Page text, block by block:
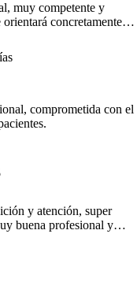
muy competente y
concretamente
planteados, mostrándote
en las ocasiones
la terapia en función de lo
e ir descubriendo lo
comprometida con el
y atención, super
buena profesional y